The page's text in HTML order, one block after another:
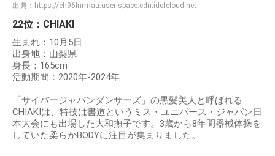
出典： https://eh96lnrmau.user-space.cdn.idcfcloud.net
22位：CHIAKI
生まれ：10月5日
出身地：山梨県
身長：165cm
活動期間：2020年-2024年
「サイバージャパンダンサーズ」の黒髪美人と呼ばれる
CHIAKIは、特技は書道というミス・ユニバース・ジャパン日
本大会にも出場した大和撫子です。3歳から8年間器械体操を
していた柔らかBODYに注目が集まりました。